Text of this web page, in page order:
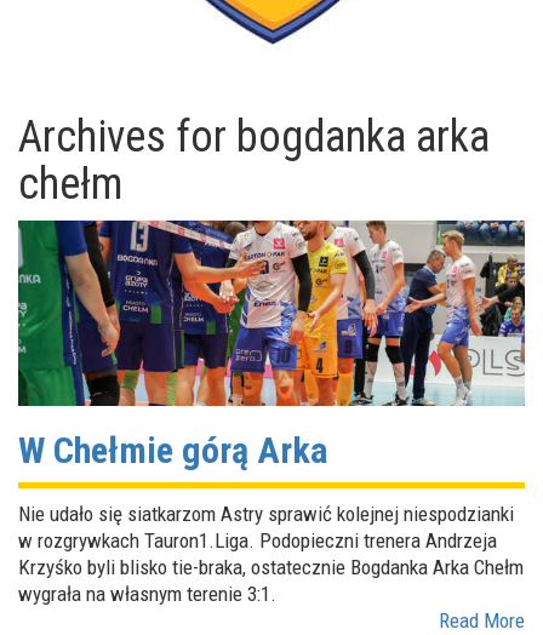
Archives for bogdanka arka
chełm
W Chełmie górą Arka
Nie udało się siatkarzom Astry sprawić kolejnej niespodzianki
w rozgrywkach Tauron1.Liga. Podopieczni trenera Andrzeja
Krzyśko byli blisko tie-braka, ostatecznie Bogdanka Arka Chełm
wygrała na własnym terenie 3:1.
Read More